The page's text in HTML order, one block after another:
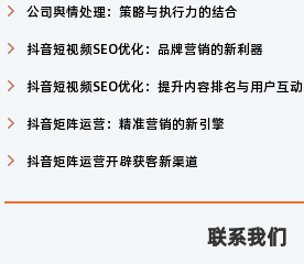
公司舆情处理：策略与执行力的结合
抖音短视频SEO优化：品牌营销的新利器
抖音短视频SEO优化：提升内容排名与用户互动
抖音矩阵运营：精准营销的新引擎
抖音矩阵运营开辟获客新渠道
联系我们